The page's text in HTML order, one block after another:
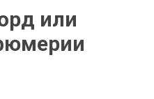
или